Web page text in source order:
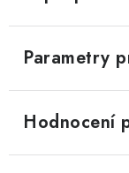
Parametry
Hodnocení